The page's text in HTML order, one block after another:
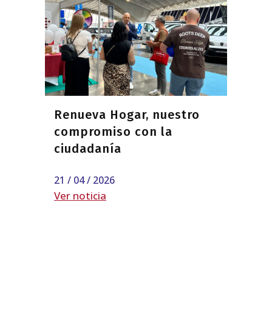
Renueva Hogar, nuestro
compromiso con la
ciudadanía
21 / 04 / 2026
Ver noticia